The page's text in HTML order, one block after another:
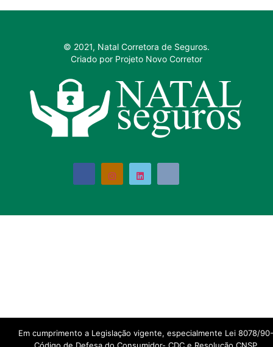
© 2021, Natal Corretora de Seguros.
Criado por Projeto Novo Corretor
Em cumprimento a Legislação vigente, especialmente Lei 8078/90-